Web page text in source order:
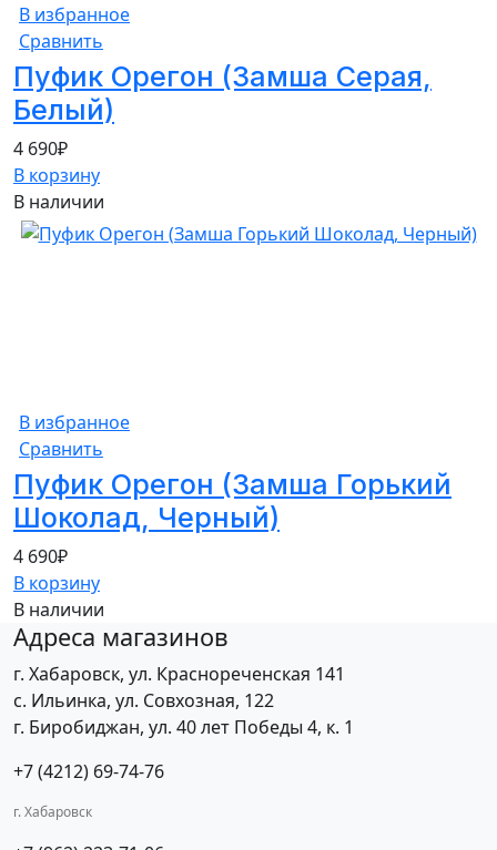
В избранное
Сравнить
Пуфик Орегон (Замша Серая,
Белый)
4 690₽
В корзину
В наличии
В избранное
Сравнить
Пуфик Орегон (Замша Горький
Шоколад, Черный)
4 690₽
В корзину
В наличии
Адреса магазинов
г. Хабаровск, ул. Краснореченская 141
с. Ильинка, ул. Совхозная, 122
г. Биробиджан, ул. 40 лет Победы 4, к. 1
+7 (4212) 69-74-76
г. Хабаровск